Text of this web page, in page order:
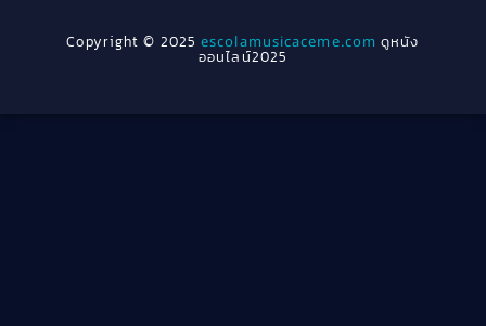
Cult Film(4)
1940
Copyright © 2025escolamusicaceme.com ดูหนัง
ออนไลน์2025